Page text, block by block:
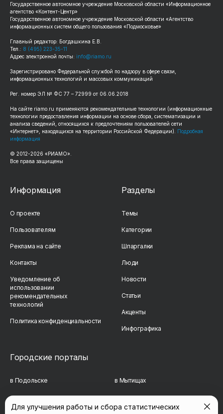
Государственное автономное учреждение Московской области «Информационное
агентство «Контент-Центр»
Государственное автономное учреждение Московской области «Агентство
информационных систем общего пользования «Подмосковье»
Главный редактор: Богдашкина Е.В.
Тел.: 8 (495) 223-35-11
Адрес электронной почты: info@riamo.ru
Зарегистрировано Федеральной службой по надзору в сфере связи,
информационных технологий и массовых коммуникаций
Рег. номер ЭЛ № ФС 77 – 72999 от 06.06.2018
На сайте riamo.ru применяются рекомендательные технологии (информационные
технологии предоставления информации на основе сбора, систематизации и
анализа сведений, относящихся к предпочтениям пользователей сети
«Интернет», находящихся на территории Российской Федерации). Подробная
информация
© 2012-2026 «РИАМО».
Все права защищены
Информация
О проекте
Пользователям
Реклама на сайте
Контакты
Уведомление об
использовании
рекомендательных
технологий
Политика конфиденциальности
Разделы
Темы
Категории
Шпаргалки
Люди
Новости
Статьи
Акценты
Инфографика
Городские порталы
в Подольске в Мытищах
Для улучшения работы и сбора статистических